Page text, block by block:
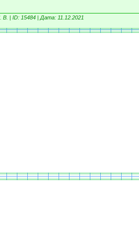
В. | ID: 15484 | Дата: 11.12.2021